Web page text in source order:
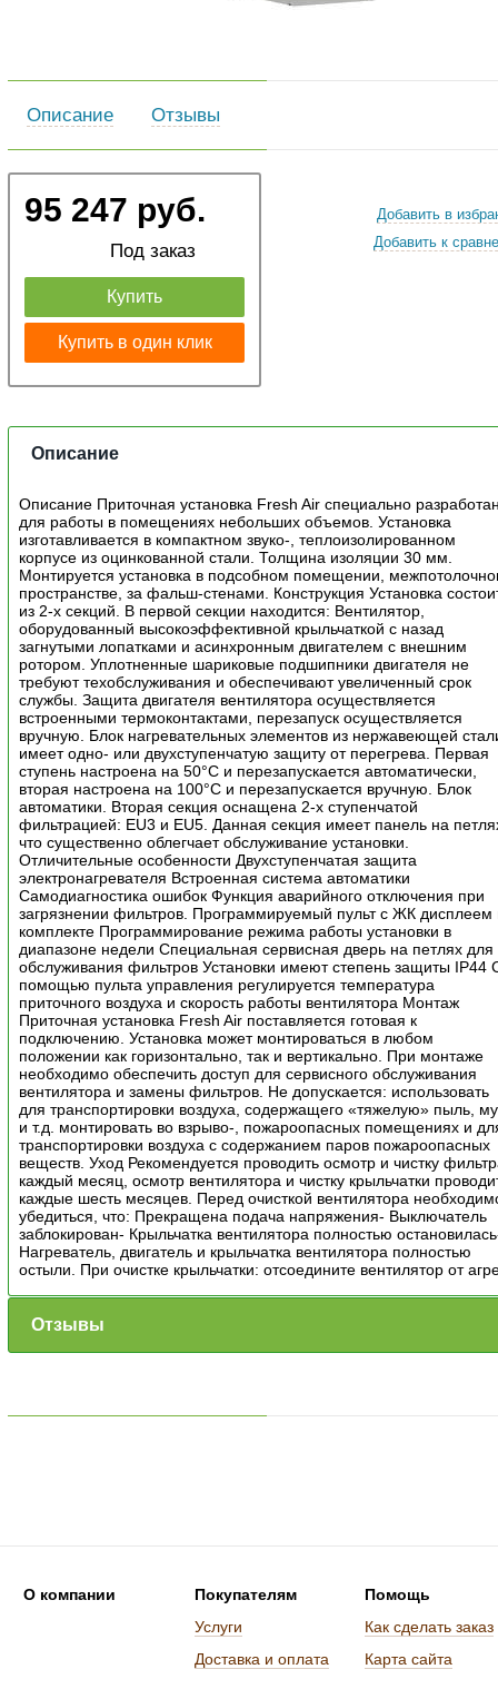
Описание Отзывы
95 247 руб.
Под заказ
Купить
Купить в один клик
Добавить в
Добавить к
Описание
Описание Приточная установка Fresh Air специально
для работы в помещениях небольших объемов. Установка
изготавливается в компактном звуко-, теплоизолированном
корпусе из оцинкованной стали. Толщина изоляции 30 мм.
Монтируется установка в подсобном помещении,
пространстве, за фальш-стенами. Конструкция Установка
из 2-х секций. В первой секции находится: Вентилятор,
оборудованный высокоэффективной крыльчаткой с назад
загнутыми лопатками и асинхронным двигателем с внешним
ротором. Уплотненные шариковые подшипники двигателя не
требуют техобслуживания и обеспечивают увеличенный срок
службы. Защита двигателя вентилятора осуществляется
встроенными термоконтактами, перезапуск осуществляется
вручную. Блок нагревательных элементов из нержавеющей
имеет одно- или двухступенчатую защиту от перегрева. Первая
ступень настроена на 50°С и перезапускается автоматически,
вторая настроена на 100°С и перезапускается вручную. Блок
автоматики. Вторая секция оснащена 2-х ступенчатой
фильтрацией: EU3 и EU5. Данная секция имеет панель на
что существенно облегчает обслуживание установки.
Отличительные особенности Двухступенчатая защита
электронагревателя Встроенная система автоматики
Самодиагностика ошибок Функция аварийного отключения при
загрязнении фильтров. Программируемый пульт с ЖК дисплеем
комплекте Программирование режима работы установки в
диапазоне недели Специальная сервисная дверь на петлях для
обслуживания фильтров Установки имеют степень защиты IP44
помощью пульта управления регулируется температура
приточного воздуха и скорость работы вентилятора Монтаж
Приточная установка Fresh Air поставляется готовая к
подключению. Установка может монтироваться в любом
положении как горизонтально, так и вертикально. При монтаже
необходимо обеспечить доступ для сервисного обслуживания
вентилятора и замены фильтров. Не допускается: использовать
для транспортировки воздуха, содержащего «тяжелую» пыль,
и т.д. монтировать во взрыво-, пожароопасных помещениях и
транспортировки воздуха с содержанием паров пожароопасных
веществ. Уход Рекомендуется проводить осмотр и чистку
каждый месяц, осмотр вентилятора и чистку крыльчатки
каждые шесть месяцев. Перед очисткой вентилятора
убедиться, что: Прекращена подача напряжения- Выключатель
заблокирован- Крыльчатка вентилятора полностью
Нагреватель, двигатель и крыльчатка вентилятора полностью
остыли. При очистке крыльчатки: отсоедините вентилятор от
Отзывы
О компании
Покупателям
Услуги
Доставка и оплата
Помощь
Как сделать заказ
Карта сайта